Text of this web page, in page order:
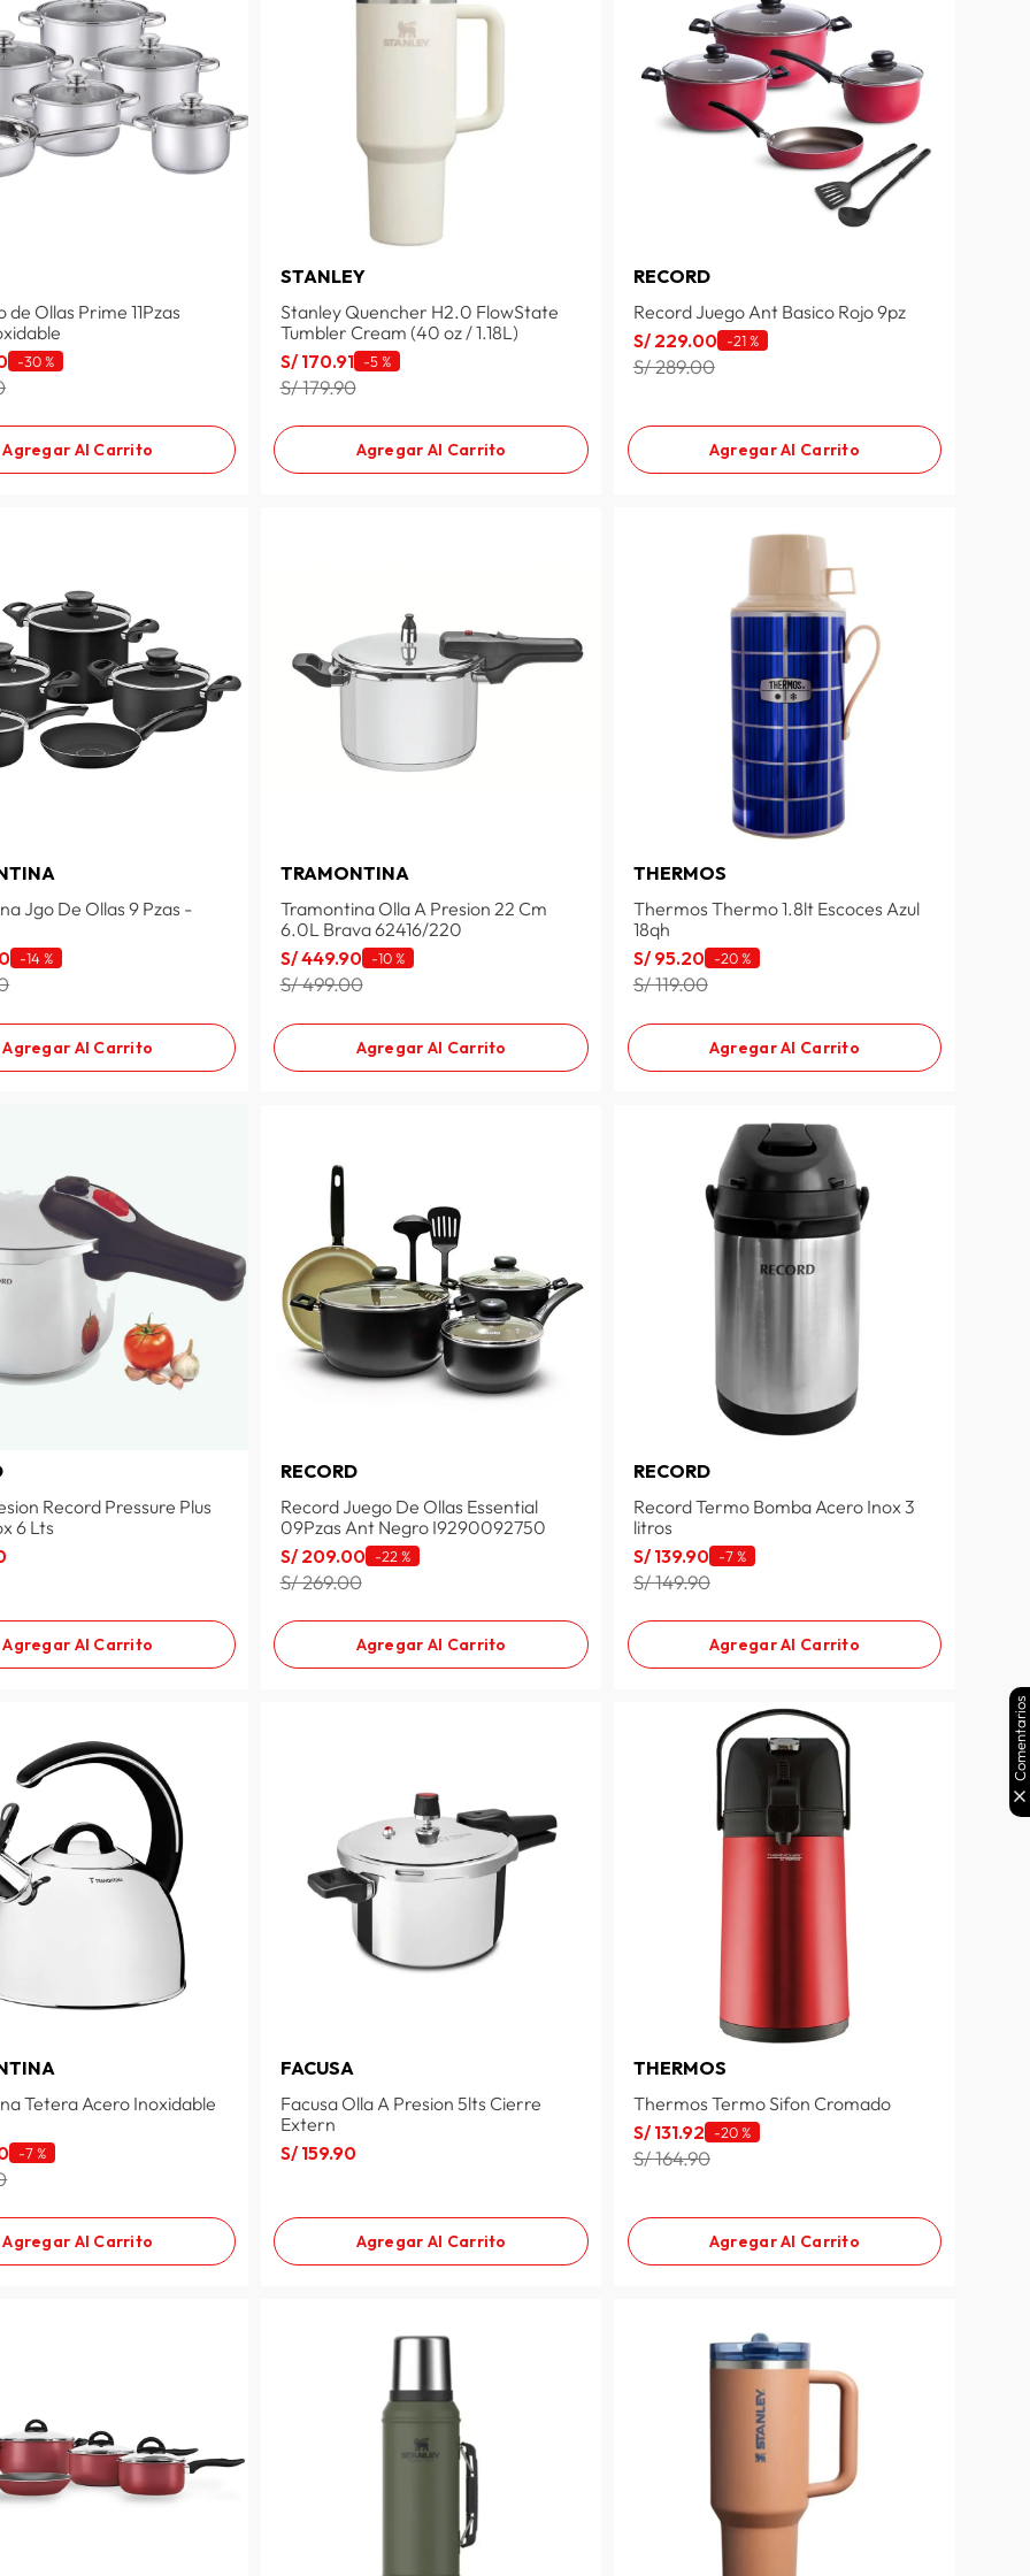
de Ollas Prime 11Pzas
-30 %
Agregar Al Carrito
STANLEY
Stanley Quencher H2.0 FlowState
Tumbler Cream (40 oz / 1.18L)
S/ 170.91 -5 %
S/ 179.90
Agregar Al Carrito
RECORD
Record Juego Ant Basico Rojo 9pz
S/ 229.00 -21 %
S/ 289.00
Agregar Al Carrito
Jgo De Ollas 9 Pzas -
-14 %
Agregar Al Carrito
TRAMONTINA
Tramontina Olla A Presion 22 Cm
6.0L Brava 62416/220
S/449.90 -10 %
S/ 499.00
Agregar Al Carrito
THERMOS
Thermos Thermo 1.8lt Escoces Azul
18qh
S/ 95.20 -20 %
S/ 119.00
Agregar Al Carrito
Record Pressure Plus
6 Lts
Agregar Al Carrito
RECORD
Record Juego De Ollas Essential
09Pzas Ant Negro I9290092750
S/ 209.00 -22 %
S/ 269.00
Agregar Al Carrito
RECORD
Record Termo Bomba Acero Inox 3
litros
S/ 139.90 -7 %
S/ 149.90
Agregar Al Carrito
Tetera Acero Inoxidable
-7 %
Agregar Al Carrito
FACUSA
Facusa Olla A Presion 5lts Cierre
Extern
S/ 159.90
Agregar Al Carrito
THERMOS
Thermos Termo Sifon Cromado
S/ 131.92 -20 %
S/ 164.90
Agregar Al Carrito
Comentarios